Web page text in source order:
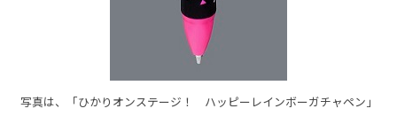
写真は、「ひかりオンステージ！ ハッピーレインボーガチャペン」